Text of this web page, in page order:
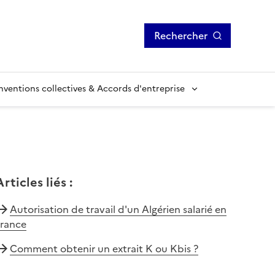
Rechercher
collectives & Accords d'entreprise
liés:
Autorisation de travail d'un Algérien salarié en
Comment obtenir un extrait K ou Kbis ?